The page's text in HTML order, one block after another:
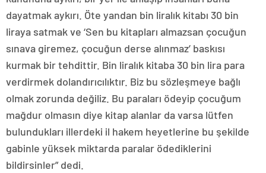
dayatmak aykırı. Öte yandan bin liralık kitabı 30 bin
liraya satmak ve ‘Sen bu kitapları almazsan çocuğun
sınava giremez, çocuğun derse alınmaz’ baskısı
kurmak bir tehdittir. Bin liralık kitaba 30 bin lira para
verdirmek dolandırıcılıktır. Biz bu sözleşmeye bağlı
olmak zorunda değiliz. Bu paraları ödeyip çocuğum
mağdur olmasın diye kitap alanlar da varsa lütfen
bulundukları illerdeki il hakem heyetlerine bu şekilde
gabinle yüksek miktarda paralar ödediklerini
bildirsinler” dedi.